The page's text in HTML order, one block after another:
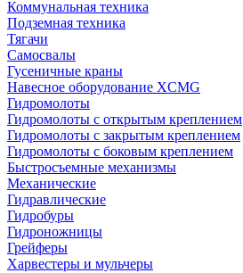
Коммунальная техника
Подземная техника
Тягачи
Самосвалы
Гусеничные краны
Навесное оборудование XCMG
Гидромолоты
Гидромолоты с открытым креплением
Гидромолоты с закрытым креплением
Гидромолоты с боковым креплением
Быстросъемные механизмы
Механические
Гидравлические
Гидробуры
Гидроножницы
Грейферы
Харвестеры и мульчеры